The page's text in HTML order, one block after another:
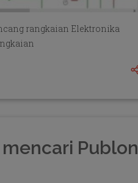
rangkaian Elektronika
Publon